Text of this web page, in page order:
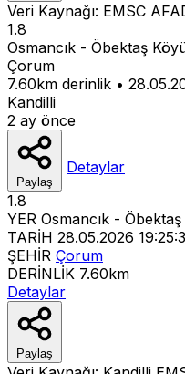
Veri Kaynağı: EMSC
1.8
Osmancık - Öbektaş
Çorum
7.60km derinlik •
Kandilli
2 ay önce
Paylaş
Detaylar
1.8
YER Osmancık -
TARİH 28.05.2026
ŞEHİR Çorum
DERİNLİK 7.60km
Detaylar
Paylaş